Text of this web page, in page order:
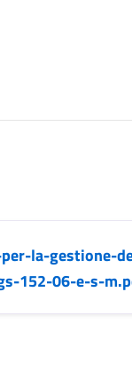
la-
152-06-e-s-